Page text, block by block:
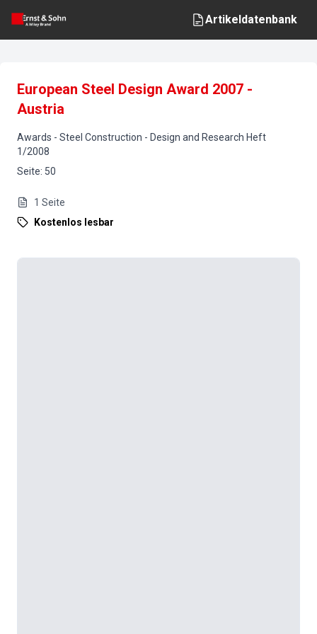
Artikeldatenbank
European Steel Design Award 2007 -
Austria
Awards - Steel Construction - Design and Research Heft
1/2008
Seite: 50
1 Seite
Kostenlos lesbar